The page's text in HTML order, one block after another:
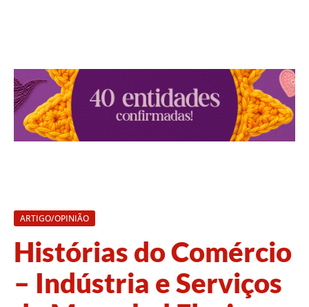
ARTIGO/OPINIÃO
Histórias do Comércio
– Indústria e Serviços